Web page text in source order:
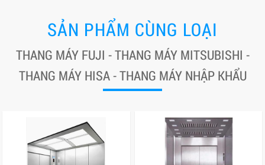
SẢN PHẨM CÙNG LOẠI
THANG MÁY FUJI - THANG MÁY MITSUBISHI -
THANG MÁY HISA - THANG MÁY NHẬP KHẨU